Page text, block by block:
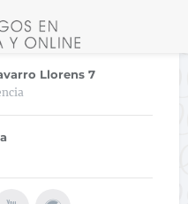
Llorens 7